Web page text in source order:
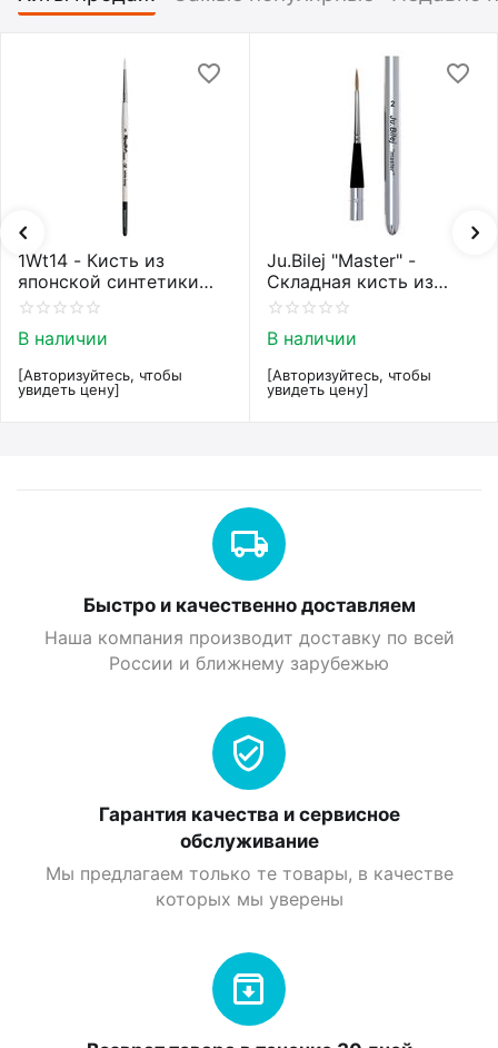
1Wt14 - Кисть из
японской синтетики
Roubloff restyle White
В наличии
[Авторизуйтесь, чтобы
увидеть цену]
Ju.Bilej "Master" -
Складная кисть из
колонка от Юлии Билей
В наличии
[Авторизуйтесь, чтобы
увидеть цену]
Быстро и качественно доставляем
Наша компания производит доставку по всей
России и ближнему зарубежью
Гарантия качества и сервисное
обслуживание
Мы предлагаем только те товары, в качестве
которых мы уверены